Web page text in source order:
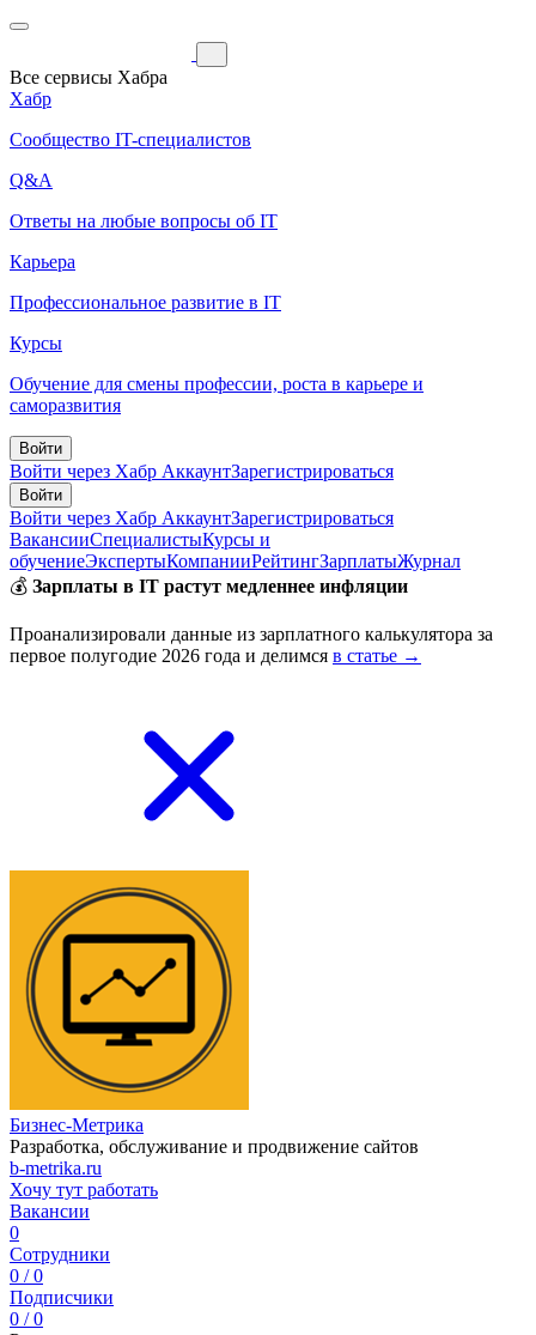
Все сервисы Хабра
Хабр
Сообщество IT-специалистов
Q&A
Ответы на любые вопросы об IT
Карьера
Профессиональное развитие в IT
Курсы
Обучение для смены профессии, роста в карьере и
саморазвития
Войти
Войти через Хабр АккаунтЗарегистрироваться
Войти
Войти через Хабр АккаунтЗарегистрироваться
ВакансииСпециалистыКурсы и
обучениеЭкспертыКомпанииРейтингЗарплатыЖурнал
💰 Зарплаты в IT растут медленнее инфляции
Проанализировали данные из зарплатного калькулятора за
первое полугодие 2026 года и делимся в статье →
Бизнес-Метрика
Разработка, обслуживание и продвижение сайтов
b-metrika.ru
Хочу тут работать
Вакансии
0
Сотрудники
0 / 0
Подписчики
0 / 0